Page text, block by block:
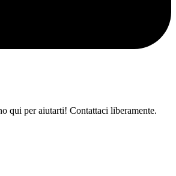
qui per aiutarti! Contattaci liberamente.